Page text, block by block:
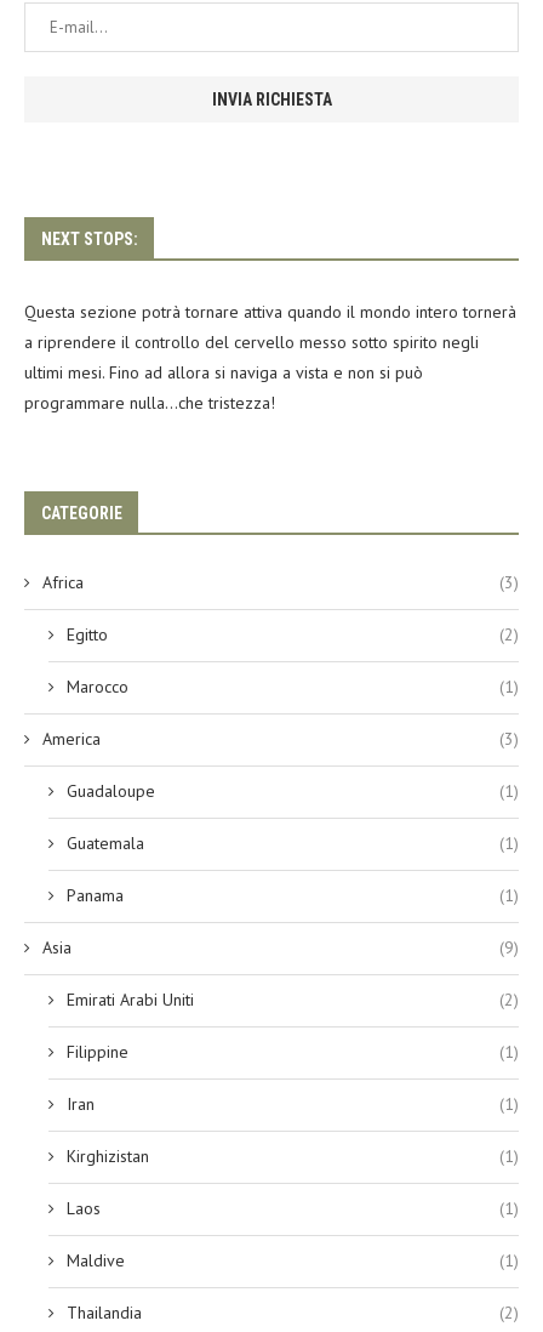
NEXT STOPS:
Questa sezione potrà tornare attiva quando il mondo intero tornerà
a riprendere il controllo del cervello messo sotto spirito negli
ultimi mesi. Fino ad allora si naviga a vista e non si può
programmare nulla…che tristezza!
CATEGORIE
Africa (3)
Egitto (2)
Marocco (1)
America (3)
Guadaloupe (1)
Guatemala (1)
Panama (1)
Asia (9)
Emirati Arabi Uniti (2)
Filippine (1)
Iran (1)
Kirghizistan (1)
Laos (1)
Maldive (1)
Thailandia (2)